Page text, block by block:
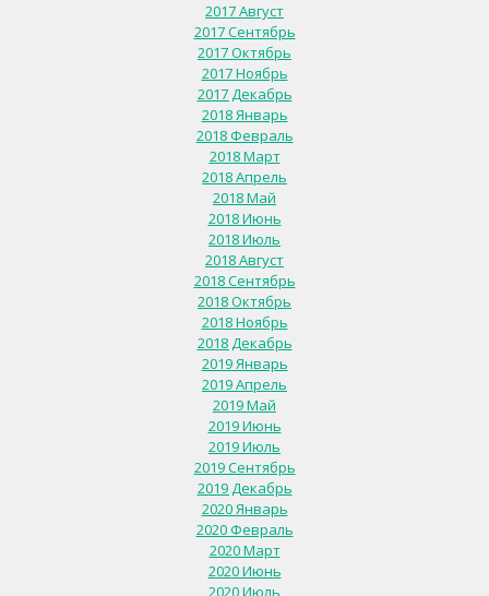
2017 Август
2017 Сентябрь
2017 Октябрь
2017 Ноябрь
2017 Декабрь
2018 Январь
2018 Февраль
2018 Март
2018 Апрель
2018 Май
2018 Июнь
2018 Июль
2018 Август
2018 Сентябрь
2018 Октябрь
2018 Ноябрь
2018 Декабрь
2019 Январь
2019 Апрель
2019 Май
2019 Июнь
2019 Июль
2019 Сентябрь
2019 Декабрь
2020 Январь
2020 Февраль
2020 Март
2020 Июнь
2020 Июль